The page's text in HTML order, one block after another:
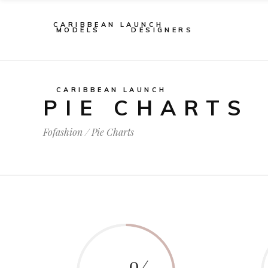
MODELS DESIGNERS
CARIBBEAN LAUNCH
CARIBBEAN LAUNCH
PIE CHARTS
Fofashion/Pie Charts